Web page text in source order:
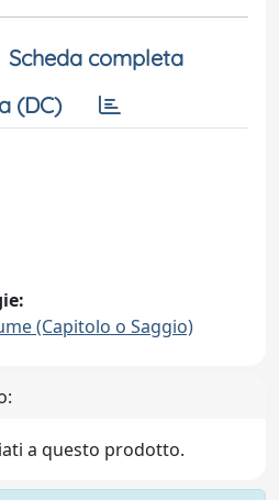
Scheda completa
(DC)
(Capitolo o Saggio)
a questo prodotto.